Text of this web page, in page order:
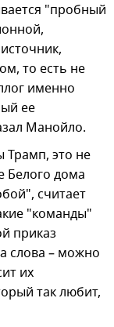
"пробный
то есть не
именно
ее
Манойло.
Трамп, это не
Белого дома
считает
"команды"
приказ
слова – можно
их
так любит,